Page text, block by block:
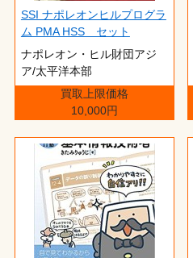
SSI ナポレオンヒルプログラ
ム PMA HSS セット
ナポレオン・ヒル財団アジ
ア/太平洋本部
買取上限価格
10,000円